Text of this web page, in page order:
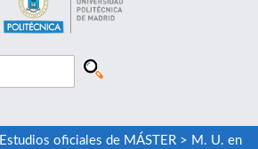
Estudios oficiales de MÁSTER> M. U. en